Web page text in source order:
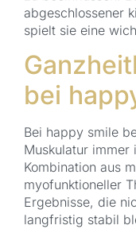
abgeschlossener
spielt sie eine
bei
Bei happy smile
Muskulatur immer
Kombination aus
myofunktioneller
Ergebnisse, die
langfristig stabil